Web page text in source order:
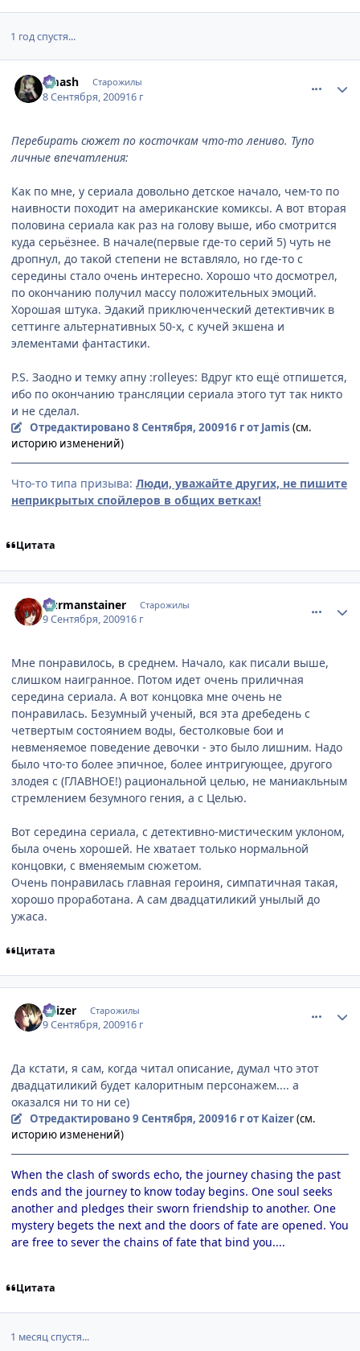
1 год спустя...
smash Старожилы
8 Сентября, 200916 г
Перебирать сюжет по косточкам что-то лениво. Тупо
личные впечатления:
Как по мне, у сериала довольно детское начало, чем-то по
наивности походит на американские комиксы. А вот вторая
половина сериала как раз на голову выше, ибо смотрится
куда серьёзнее. В начале(первые где-то серий 5) чуть не
дропнул, до такой степени не вставляло, но где-то с
середины стало очень интересно. Хорошо что досмотрел,
по окончанию получил массу положительных эмоций.
Хорошая штука. Эдакий приключенческий детективчик в
сеттинге альтернативных 50-х, с кучей экшена и
элементами фантастики.
P.S. Заодно и темку апну :rolleyes: Вдруг кто ещё отпишется,
ибо по окончанию трансляции сериала этого тут так никто
и не сделал.
Отредактировано8 Сентября, 200916 гот Jamis (см.
историю изменений)
Что-то типа призыва: Люди, уважайте других, не пишите
неприкрытых спойлеров в общих ветках!
Цитата
Durmanstainer Старожилы
9 Сентября, 200916 г
Мне понравилось, в среднем. Начало, как писали выше,
слишком наигранное. Потом идет очень приличная
середина сериала. А вот концовка мне очень не
понравилась. Безумный ученый, вся эта дребедень с
четвертым состоянием воды, бестолковые бои и
невменяемое поведение девочки - это было лишним. Надо
было что-то более эпичное, более интригующее, другого
злодея с (ГЛАВНОЕ!) рациональной целью, не маниакльным
стремлением безумного гения, а с Целью.
Вот середина сериала, с детективно-мистическим уклоном,
была очень хорошей. Не хватает только нормальной
концовки, с вменяемым сюжетом.
Очень понравилась главная героиня, симпатичная такая,
хорошо проработана. А сам двадцатиликий унылый до
ужаса.
Цитата
Kaizer Старожилы
9 Сентября, 200916 г
Да кстати, я сам, когда читал описание, думал что этот
двадцатиликий будет калоритным персонажем.... а
оказался ни то ни се)
Отредактировано9 Сентября, 200916 гот Kaizer(см.
историю изменений)
When the clash of swords echo, the journey chasing the past
ends and the journey to know today begins. One soul seeks
another and pledges their sworn friendship to another. One
mystery begets the next and the doors of fate are opened. You
are free to sever the chains of fate that bind you....
Цитата
1 месяц спустя...